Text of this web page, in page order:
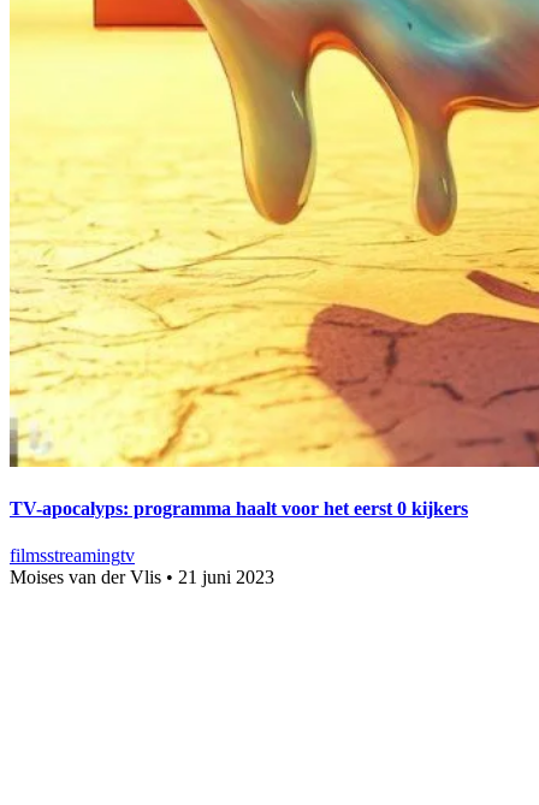
TV-apocalyps: programma haalt voor het eerst 0 kijkers
filmsstreamingtv
Moises van der Vlis • 21 juni 2023